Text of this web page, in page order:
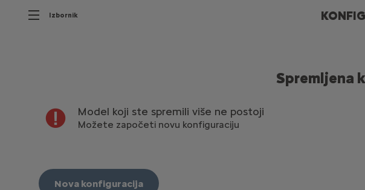
Izbornik
Spremljena
Model koji ste spremili više ne postoji
Možete započeti novu konfiguraciju
Nova konfiguracija